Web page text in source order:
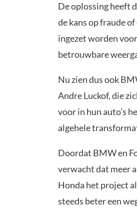
De oplossing heeft
de kans op fraude
ingezet worden
betrouwbare
Nu zien dus ook
Andre Luckof, die
voor in hun auto’s
algehele
Doordat BMW en
verwacht dat meer
Honda het project
steeds beter een